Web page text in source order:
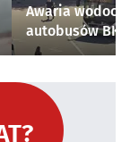
Awaria
autobusów